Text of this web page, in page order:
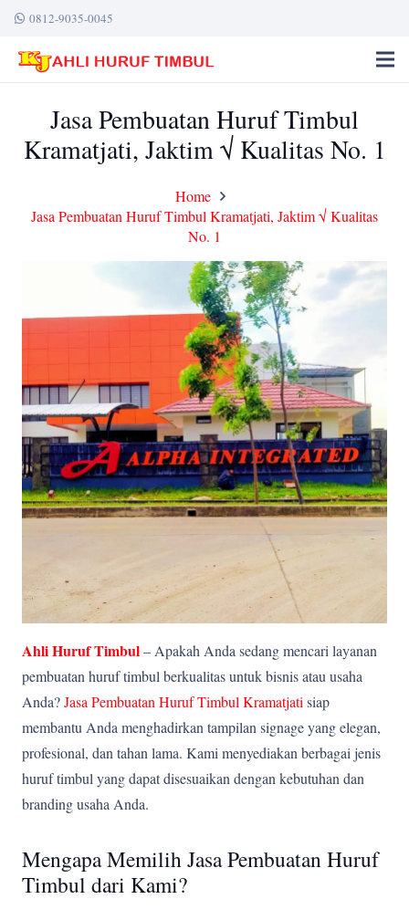
0812-9035-0045
Jasa Pembuatan Huruf Timbul
Kramatjati, Jaktim √ Kualitas No. 1
Home
Jasa Pembuatan Huruf Timbul Kramatjati, Jaktim √ Kualitas
No. 1
Ahli Huruf Timbul– Apakah Anda sedang mencari layanan
pembuatan huruf timbul berkualitas untuk bisnis atau usaha
Anda?Jasa Pembuatan Huruf Timbul Kramatjati siap
membantu Anda menghadirkan tampilan signage yang elegan,
profesional, dan tahan lama. Kami menyediakan berbagai jenis
huruf timbul yang dapat disesuaikan dengan kebutuhan dan
branding usaha Anda.
Mengapa Memilih Jasa Pembuatan Huruf
Timbul dari Kami?